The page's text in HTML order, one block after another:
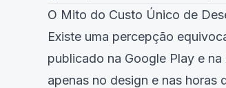
O Mito do Custo Único de
Existe uma percepção
publicado na Google Play e
apenas no design e nas horas